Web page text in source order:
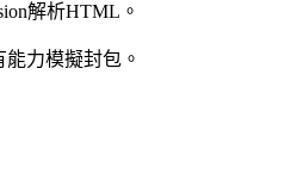
解析HTML。
力模擬封包。